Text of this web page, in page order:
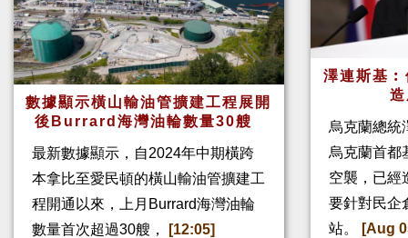
數據顯示橫山輸油管擴建工程展開
後Burrard海灣油輪數量30艘
最新數據顯示，自2024年中期橫跨
本拿比至愛民頓的橫山輸油管擴建工
程開通以來，上月Burrard海灣油輪
數量首次超過30艘，
[12:05]
澤連斯基
烏克蘭總統
烏克蘭首都
空襲，已經
要針對民企
站。
[Aug